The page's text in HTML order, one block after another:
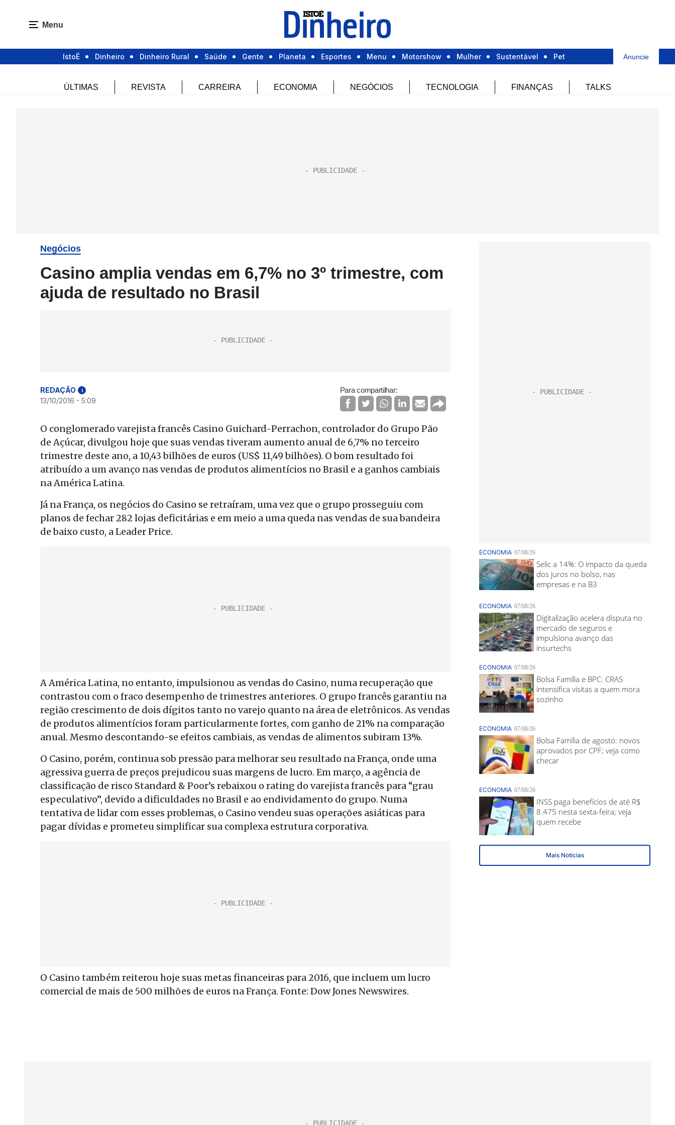
Menu
IstoÉ Dinheiro Dinheiro Rural Saúde Gente Planeta Esportes Menu Motorshow Mulher Sustentável Pet Anuncie
ÚLTIMAS REVISTA CARREIRA ECONOMIA NEGÓCIOS TECNOLOGIA FINANÇAS TALKS
Negócios
Casino amplia vendas em 6,7% no 3º trimestre, com
ajuda de resultado no Brasil
REDAÇÃO i
13/10/2016 - 5:09
Para compartilhar:
O conglomerado varejista francês Casino Guichard-Perrachon, controlador do Grupo Pão
de Açúcar, divulgou hoje que suas vendas tiveram aumento anual de 6,7% no terceiro
trimestre deste ano, a 10,43 bilhões de euros (US$ 11,49 bilhões). O bom resultado foi
atribuído a um avanço nas vendas de produtos alimentícios no Brasil e a ganhos cambiais
na América Latina.
Já na França, os negócios do Casino se retraíram, uma vez que o grupo prosseguiu com
planos de fechar 282 lojas deficitárias e em meio a uma queda nas vendas de sua bandeira
de baixo custo, a Leader Price.
A América Latina, no entanto, impulsionou as vendas do Casino, numa recuperação que
contrastou com o fraco desempenho de trimestres anteriores. O grupo francês garantiu na
região crescimento de dois dígitos tanto no varejo quanto na área de eletrônicos. As vendas
de produtos alimentícios foram particularmente fortes, com ganho de 21% na comparação
anual. Mesmo descontando-se efeitos cambiais, as vendas de alimentos subiram 13%.
O Casino, porém, continua sob pressão para melhorar seu resultado na França, onde uma
agressiva guerra de preços prejudicou suas margens de lucro. Em março, a agência de
classificação de risco Standard & Poor’s rebaixou o rating do varejista francês para “grau
especulativo”, devido a dificuldades no Brasil e ao endividamento do grupo. Numa
tentativa de lidar com esses problemas, o Casino vendeu suas operações asiáticas para
pagar dívidas e prometeu simplificar sua complexa estrutura corporativa.
O Casino também reiterou hoje suas metas financeiras para 2016, que incluem um lucro
comercial de mais de 500 milhões de euros na França. Fonte: Dow Jones Newswires.